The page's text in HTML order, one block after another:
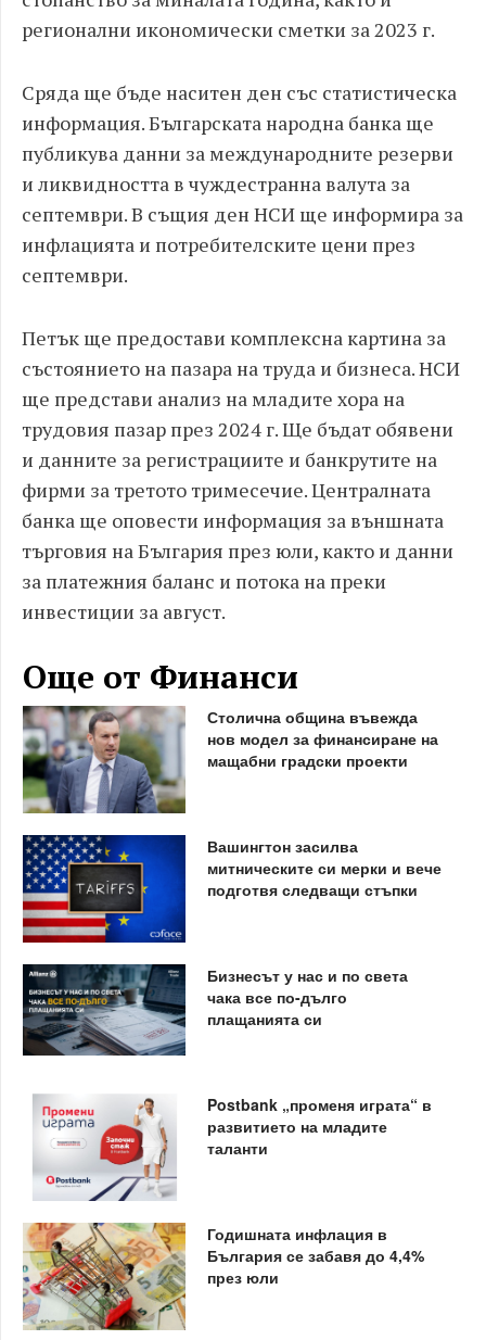
регионални икономически сметки за 2023 г.
Сряда ще бъде наситен ден със статистическа
информация. Българската народна банка ще
публикува данни за международните резерви
и ликвидността в чуждестранна валута за
септември. В същия ден НСИ ще информира за
инфлацията и потребителските цени през
септември.
Петък ще предостави комплексна картина за
състоянието на пазара на труда и бизнеса. НСИ
ще представи анализ на младите хора на
трудовия пазар през 2024 г. Ще бъдат обявени
и данните за регистрациите и банкрутите на
фирми за третото тримесечие. Централната
банка ще оповести информация за външната
търговия на България през юли, както и данни
за платежния баланс и потока на преки
инвестиции за август.
Още от Финанси
Столична община въвежда
нов модел за финансиране на
мащабни градски проекти
Вашингтон засилва
митническите си мерки и вече
подготвя следващи стъпки
Бизнесът у нас и по света
чака все по-дълго
плащанията си
Postbank „променя играта“ в
развитието на младите
таланти
Годишната инфлация в
България се забавя до 4,4%
през юли